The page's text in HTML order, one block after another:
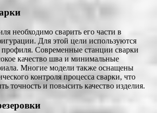
необходимо сварить его части в
Для этой цели используются
профиля. Современные станции сварки
качество шва и минимальные
Многие модели также оснащены
контроля процесса сварки, что
точность и повысить качество изделия.